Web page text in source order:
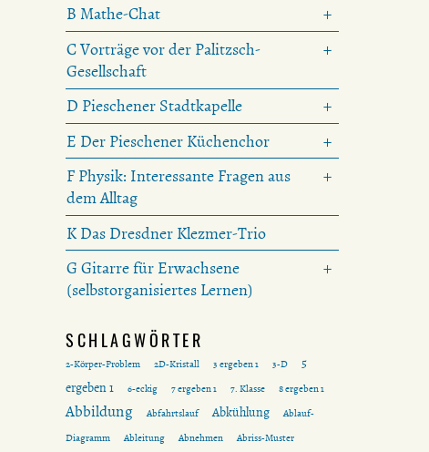
B Mathe-Chat
C Vorträge vor der Palitzsch-
Gesellschaft
D Pieschener Stadtkapelle
E Der Pieschener Küchenchor
F Physik: Interessante Fragen aus
dem Alltag
K Das Dresdner Klezmer-Trio
G Gitarre für Erwachsene
(selbstorganisiertes Lernen)
SCHLAGWÖRTER
2-Körper-Problem 2D-Kristall 3 ergeben 1 3-D
5
ergeben 1
6-eckig 7 ergeben 1 7. Klasse 8 ergeben 1
Abbildung Abfahrtslauf Abkühlung
Ablauf-
Diagramm
Ableitung Abnehmen
Abriss-Muster